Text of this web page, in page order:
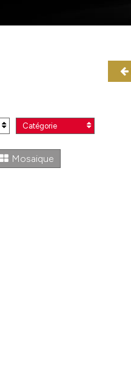
Catégorie
Mosaique